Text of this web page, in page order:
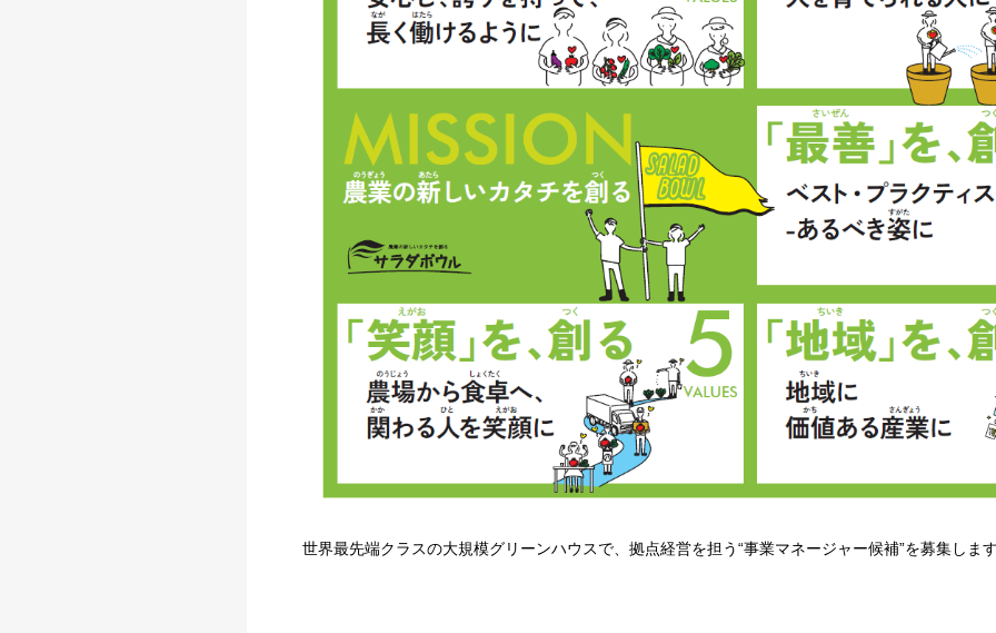
世界最先端クラスの大規模グリーンハウスで、拠点経営を担う“事業マネージャー候補”を募集しま